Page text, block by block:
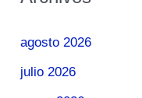
agosto 2026
julio 2026